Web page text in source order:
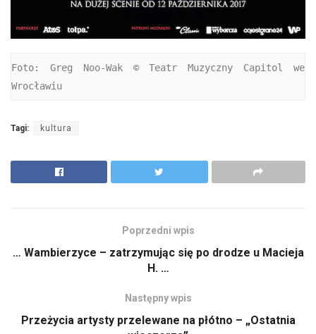
Foto: Greg Noo-Wak © Teatr Muzyczny Capitol we
Wrocławiu
Tagi: kultura
Poprzedni wpis
… Wambierzyce – zatrzymując się po drodze u Macieja
H. …
Następny wpis
Przeżycia artysty przelewane na płótno – „Ostatnia